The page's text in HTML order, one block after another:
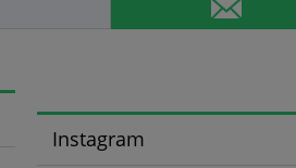
Instagram